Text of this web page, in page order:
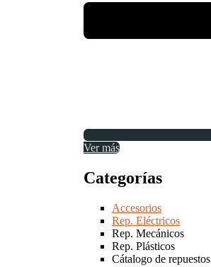
Ver más
Categorías
Accesorios
Rep. Eléctricos
Rep. Mecánicos
Rep. Plásticos
Cátalogo de repuestos